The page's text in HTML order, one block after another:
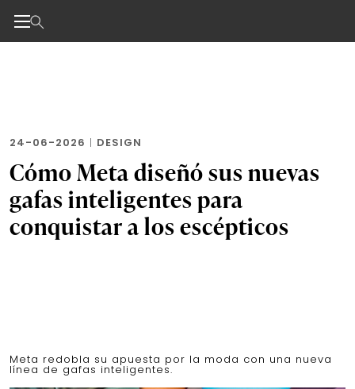
24-06-2026 | DESIGN
Cómo Meta diseñó sus nuevas
gafas inteligentes para
conquistar a los escépticos
Meta redobla su apuesta por la moda con una nueva
línea de gafas inteligentes.